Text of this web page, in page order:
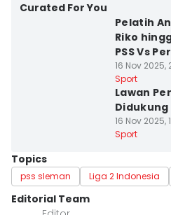
Curated For You
Pelatih
Riko
PSS Vs
16 Nov 2025,
Sport
Lawan
Didukung
16 Nov 2025,
Sport
Topics
pss sleman Liga 2 Indonesia
Editorial Team